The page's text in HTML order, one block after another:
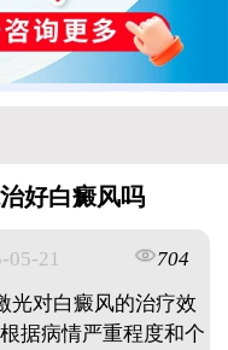
好白癜风吗
05-21
704
光对白癜风的治疗效
据病情严重程度和个